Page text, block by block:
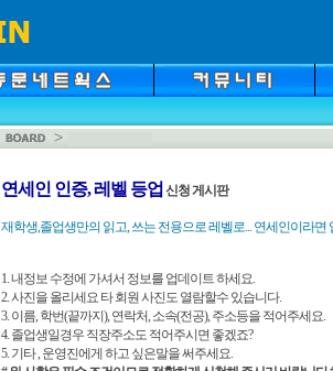
연세인 인증, 레벨 등업 신청 게시판
재학생,졸업생만의 읽고, 쓰는 전용으로 레벨로... 연세인이라면
1. 내정보 수정에 가셔서 정보를 업데이트 하세요.
2. 사진을 올리세요 타 회원 사진도 열람할수 있습니다.
3. 이름, 학번(끝까지), 연락처, 소속(전공), 주소등을 적어주세요.
4. 졸업생일경우 직장주소도 적어주시면 좋겠죠?
5. 기타 , 운영진에게 하고 싶은말을 써주세요.